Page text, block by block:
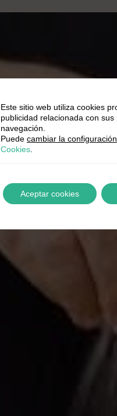
Este sitio web utiliza cookies
publicidad relacionada con
navegación.
Puede cambiar la
Cookies
Aceptar cookies